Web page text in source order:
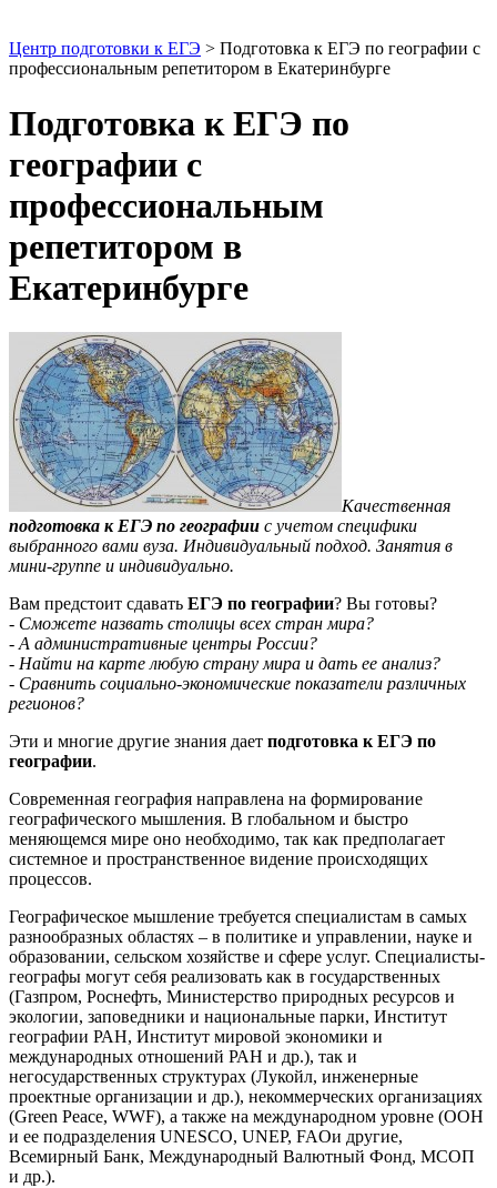
Центр подготовки к ЕГЭ > Подготовка к ЕГЭ по географии с
профессиональным репетитором в Екатеринбурге
Подготовка к ЕГЭ по
географии с
профессиональным
репетитором в
Екатеринбурге
Качественная
подготовка к ЕГЭ по географии с учетом специфики
выбранного вами вуза. Индивидуальный подход. Занятия в
мини-группе и индивидуально.
Вам предстоит сдавать ЕГЭ по географии? Вы готовы?
- Сможете назвать столицы всех стран мира?
- А административные центры России?
- Найти на карте любую страну мира и дать ее анализ?
- Сравнить социально-экономические показатели различных
регионов?
Эти и многие другие знания дает подготовка к ЕГЭ по
географии.
Современная география направлена на формирование
географического мышления. В глобальном и быстро
меняющемся мире оно необходимо, так как предполагает
системное и пространственное видение происходящих
процессов.
Географическое мышление требуется специалистам в самых
разнообразных областях – в политике и управлении, науке и
образовании, сельском хозяйстве и сфере услуг. Специалисты-
географы могут себя реализовать как в государственных
(Газпром, Роснефть, Министерство природных ресурсов и
экологии, заповедники и национальные парки, Институт
географии РАН, Институт мировой экономики и
международных отношений РАН и др.), так и
негосударственных структурах (Лукойл, инженерные
проектные организации и др.), некоммерческих организациях
(Green Peace, WWF), а также на международном уровне (ООН
и ее подразделения UNESCO, UNEP, FAOи другие,
Всемирный Банк, Международный Валютный Фонд, МСОП
и др.).